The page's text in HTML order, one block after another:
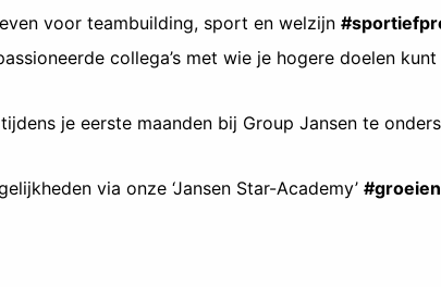
voor teambuilding, sport en welzijn
collega’s met wie je hogere doelen
je eerste maanden bij Group Jansen te
via onze ‘Jansen Star-Academy’